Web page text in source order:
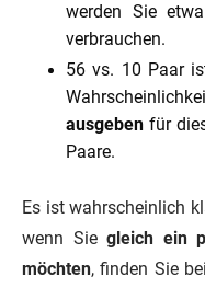
werden Sie
verbrauchen.
56 vs. 10 Paar
ausgeben für
Paare.
Es ist wahrscheinlich
wenn Siegleich ein
möchten, finden Sie